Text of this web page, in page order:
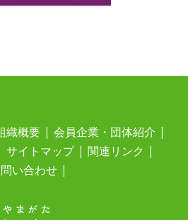
織概要
会員企業・団体紹介
サイトマップ
関連リンク
い合わせ